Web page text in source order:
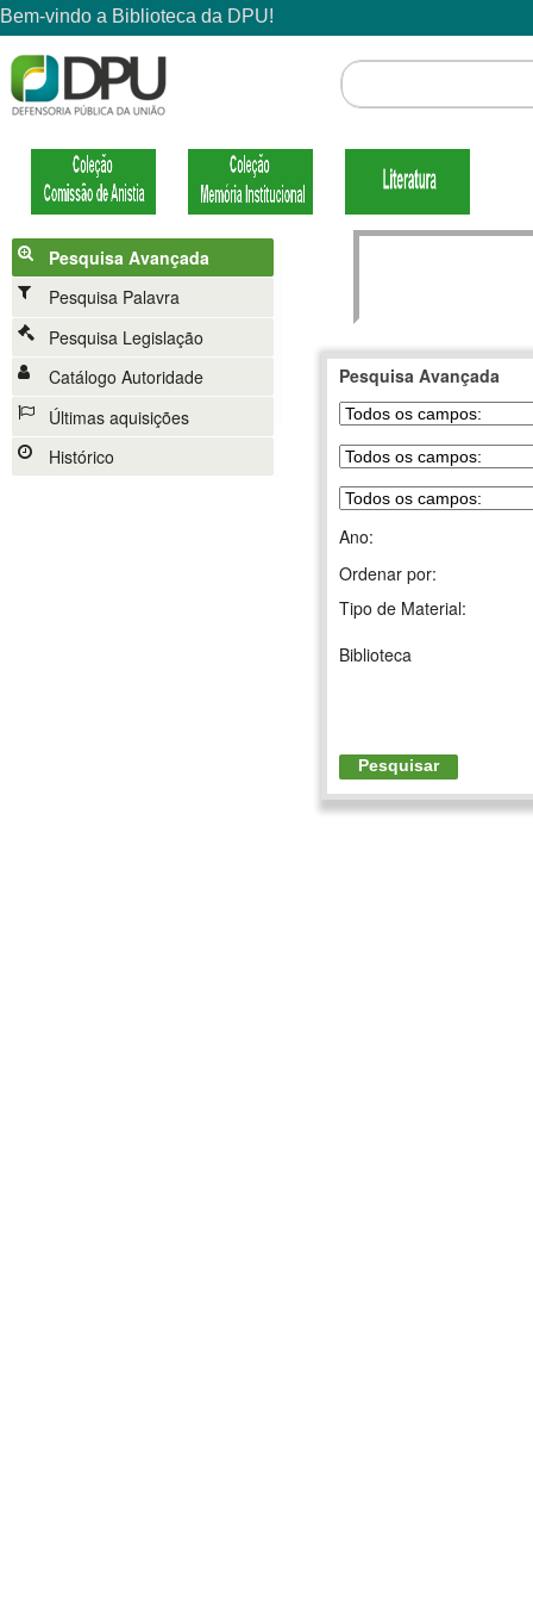
Pesquisa Avançada
Pesquisa Palavra
Pesquisa Legislação
Catálogo Autoridade
Últimas aquisições
Histórico
Pesquisa Avançada
Ano:
Ordenar por:
Tipo de Material:
Biblioteca
Pesquisar